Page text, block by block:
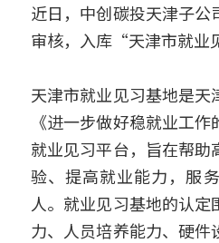
近日，中创碳投天津子公
审核，入库“天津市就业
天津市就业见习基地是
《进一步做好稳就业工
就业见习平台，旨在帮助
验、提高就业能力，服
人。就业见习基地的认
力、人员培养能力、硬